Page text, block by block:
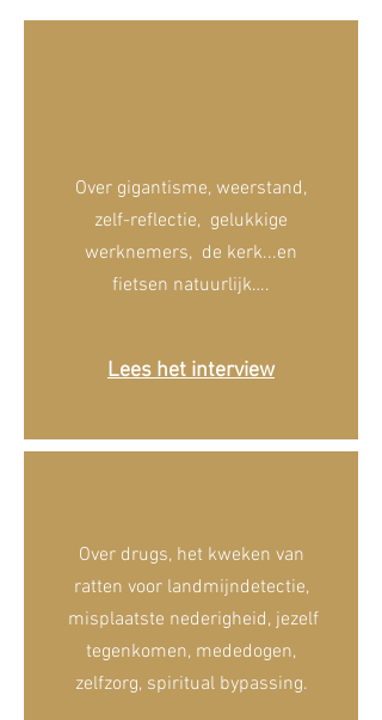
Over gigantisme, weerstand,
zelf-reflectie, gelukkige
werknemers, de kerk...en
fietsen natuurlijk….
Lees het interview
Over drugs, het kweken van
ratten voor landmijndetectie,
misplaatste nederigheid, jezelf
tegenkomen, mededogen,
zelfzorg, spiritual bypassing.